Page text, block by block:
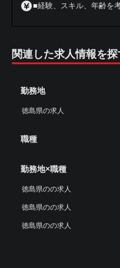
■経験、スキル、年齢を
関連した求人情報を探
勤務地
徳島県の求人
職種
勤務地×職種
徳島県のの求人
徳島県のの求人
徳島県のの求人